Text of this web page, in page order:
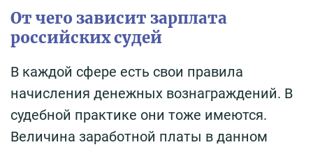
От чего зависит зарплата
российских судей
В каждой сфере есть свои правила
начисления денежных вознаграждений. В
судебной практике они тоже имеются.
Величина заработной платы в данном